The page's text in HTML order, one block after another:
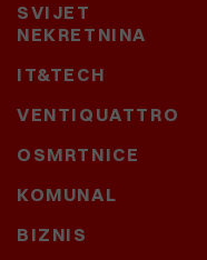
SVIJET
NEKRETNINA
IT&TECH
VENTIQUATTRO
OSMRTNICE
KOMUNAL
BIZNIS